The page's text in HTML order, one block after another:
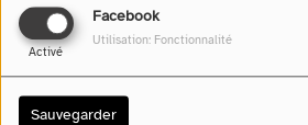
Facebook
Activé
Utilisation: Fonctionnalité
Sauvegarder
Oups, vous